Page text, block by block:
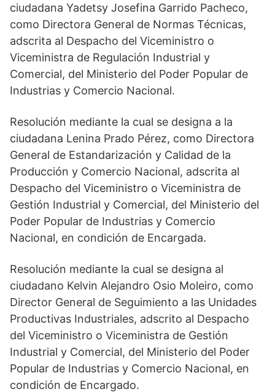
ciudadana Yadetsy Josefina Garrido Pacheco,
como Directora General de Normas Técnicas,
adscrita al Despacho del Viceministro o
Viceministra de Regulación Industrial y
Comercial, del Ministerio del Poder Popular de
Industrias y Comercio Nacional.
Resolución mediante la cual se designa a la
ciudadana Lenina Prado Pérez, como Directora
General de Estandarización y Calidad de la
Producción y Comercio Nacional, adscrita al
Despacho del Viceministro o Viceministra de
Gestión Industrial y Comercial, del Ministerio del
Poder Popular de Industrias y Comercio
Nacional, en condición de Encargada.
Resolución mediante la cual se designa al
ciudadano Kelvin Alejandro Osio Moleiro, como
Director General de Seguimiento a las Unidades
Productivas Industriales, adscrito al Despacho
del Viceministro o Viceministra de Gestión
Industrial y Comercial, del Ministerio del Poder
Popular de Industrias y Comercio Nacional, en
condición de Encargado.